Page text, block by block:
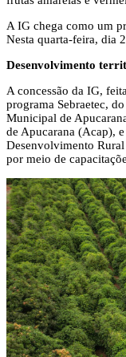
A IG chega como um
Nesta quarta-feira, dia
Desenvolvimento
A concessão da IG,
programa Sebraetec,
Municipal de
de Apucarana (Acap),
Desenvolvimento
por meio de